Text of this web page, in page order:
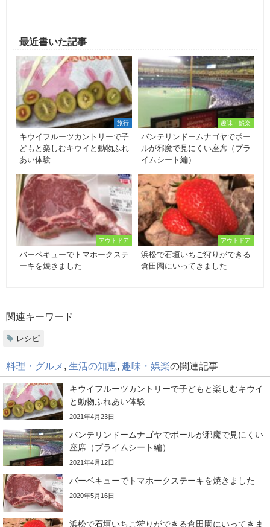
最近書いた記事
旅行
キウイフルーツカントリーで子
どもと楽しむキウイと動物ふれ
あい体験
趣味・娯楽
バンテリンドームナゴヤでポー
ルが邪魔で見にくい座席（プラ
イムシート編）
アウトドア
バーベキューでトマホークステ
ーキを焼きました
アウトドア
浜松で石垣いちご狩りができる
倉田園にいってきました
関連キーワード
レシピ
料理・グルメ 生活の知恵 趣味・娯楽の関連記事
キウイフルーツカントリーで子どもと楽しむキウイ
と動物ふれあい体験
2021年4月23日
バンテリンドームナゴヤでポールが邪魔で見にくい
座席（プライムシート編）
2021年4月12日
バーベキューでトマホークステーキを焼きました
2020年5月16日
浜松で石垣いちご狩りができる倉田園にいってきま